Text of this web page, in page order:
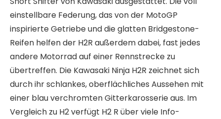
einstellbare Federung, das von der MotoGP
inspirierte Getriebe und die glatten Bridgestone-
Reifen helfen der H2R außerdem dabei, fast jedes
andere Motorrad auf einer Rennstrecke zu
übertreffen. Die Kawasaki Ninja H2R zeichnet sich
durch ihr schlankes, oberflächliches Aussehen mit
einer blau verchromten Gitterkarosserie aus. Im
Vergleich zu H2 verfügt H2 R über viele Info-